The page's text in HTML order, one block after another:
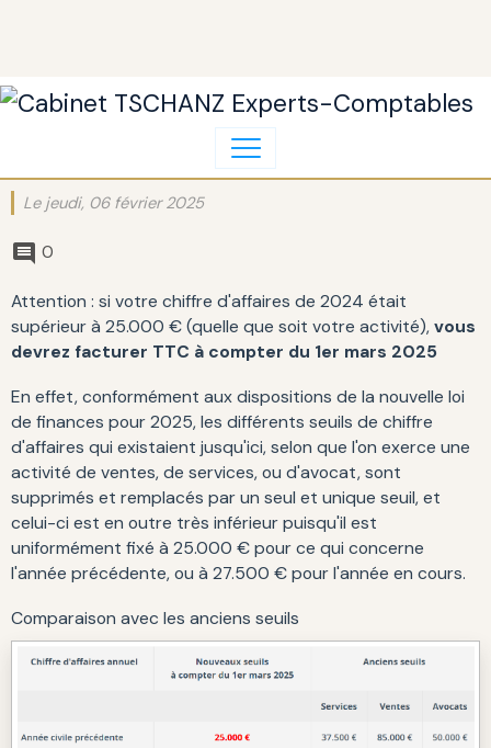
Le jeudi, 06 février 2025
0
Attention : si votre chiffre d'affaires de 2024 était
supérieur à 25.000 € (quelle que soit votre activité),vous
devrez facturer TTC à compter du 1er mars 2025
En effet, conformément aux dispositions de la nouvelle loi
de finances pour 2025, les différents seuils de chiffre
d'affaires qui existaient jusqu'ici, selon que l'on exerce une
activité de ventes, de services, ou d'avocat, sont
supprimés et remplacés par un seul et unique seuil, et
celui-ci est en outre très inférieur puisqu'il est
uniformément fixé à 25.000 € pour ce qui concerne
l'année précédente, ou à 27.500 € pour l'année en cours.
Comparaison avec les anciens seuils